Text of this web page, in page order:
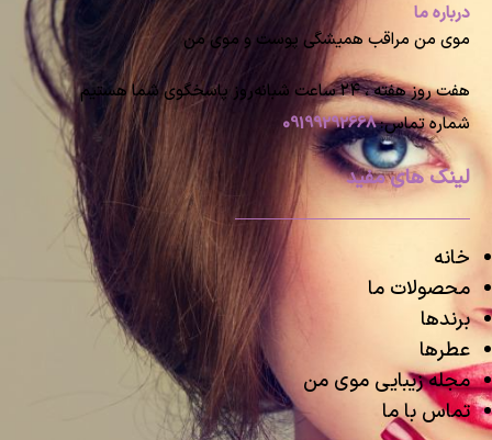
درباره ما
موی من مراقب همیشگی پوست و موی من
هفت روز هفته ، ۲۴ ساعت شبانه‌روز پاسخگوی شما هستیم
شماره تماس:09199292668
لینک های مفید
خانه
محصولات ما
برندها
عطرها
مجله زیبایی موی من
تماس با ما